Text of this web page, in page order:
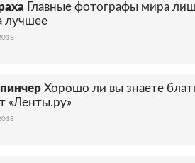
Главные фотографы мира
лучшее
Хорошо ли вы знаете
«Ленты.ру»